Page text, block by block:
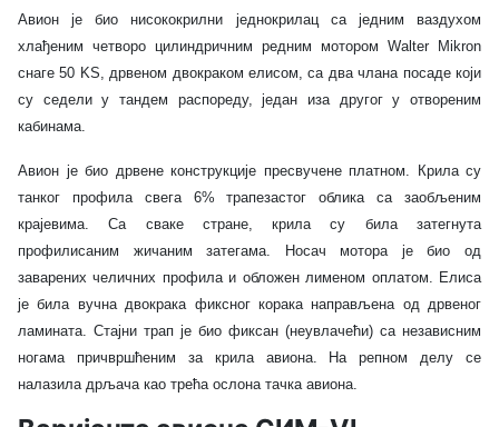
Авион је био нисококрилни једнокрилац са једним ваздухом
хлађеним четворо цилиндричним редним мотором Walter Mikron
снаге 50 KS, дрвеном двокраком елисом, са два члана посаде који
су седели у тандем распореду, један иза другог у отвореним
кабинама.
Авион је био дрвене конструкције пресвучене платном. Крила су
танког профила свега 6% трапезастог облика са заобљеним
крајевима. Са сваке стране, крила су била затегнута
профилисаним жичаним затегама. Носач мотора је био од
заварених челичних профила и обложен лименом оплатом. Елиса
је била вучна двокрака фиксног корака направљена од дрвеног
ламината. Стајни трап је био фиксан (неувлачећи) са независним
ногама причвршћеним за крила авиона. На репном делу се
налазила дрљача као трећа ослона тачка авиона.